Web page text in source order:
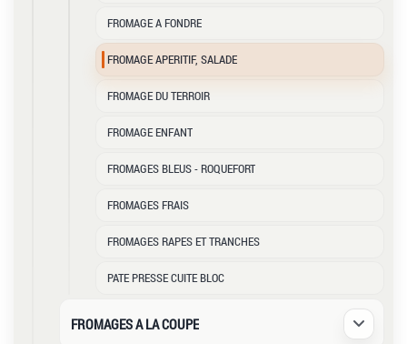
FROMAGE A FONDRE
FROMAGE APERITIF, SALADE
FROMAGE DU TERROIR
FROMAGE ENFANT
FROMAGES BLEUS - ROQUEFORT
FROMAGES FRAIS
FROMAGES RAPES ET TRANCHES
PATE PRESSE CUITE BLOC
FROMAGES A LA COUPE Déplier